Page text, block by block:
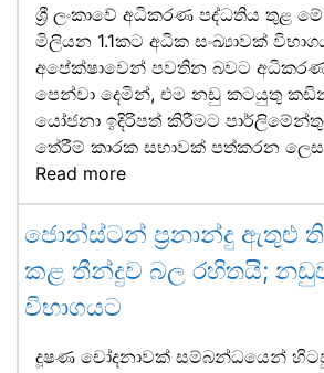
ශ්‍රී ලංකාවේ අධිකරණ පද්ධතිය තුළ
මිලියන 1.1කට අධික සංඛ්‍යාවක්
අපේක්ෂාවෙන් පවතින බවට අධිකරණ
පෙන්වා දෙමින්, එම නඩු කටයුතු
යෝජනා ඉදිරිපත් කිරීමට
තේරීම් කාරක සභාවක් පත්කරන
Read more
ජොන්ස්ටන් ප්‍රනාන්දු ඇතුළු
කළ තීන්දුව බල රහිතයි;
විභාගයට
දූෂණ චෝදනාවක් සම්බන්ධයෙන්